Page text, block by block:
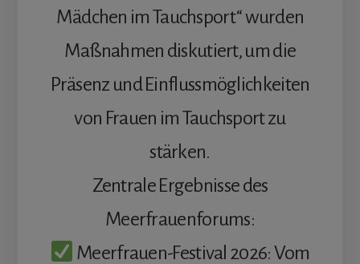
Mädchen im Tauchsport“ wurden
Maßnahmen diskutiert, um die
Präsenz und Einflussmöglichkeiten
von Frauen im Tauchsport zu
stärken.
Zentrale Ergebnisse des
Meerfrauenforums:
Meerfrauen-Festival 2026: Vom